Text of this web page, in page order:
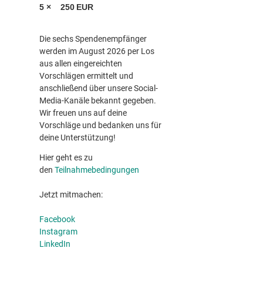
5 × 250 EUR
Die sechs Spendenempfänger
werden im August 2026 per Los
aus allen eingereichten
Vorschlägen ermittelt und
anschließend über unsere Social-
Media-Kanäle bekannt gegeben.
Wir freuen uns auf deine
Vorschläge und bedanken uns für
deine Unterstützung!
Hier geht es zu
denTeilnahmebedingungen
Jetzt mitmachen:
Facebook
Instagram
LinkedIn